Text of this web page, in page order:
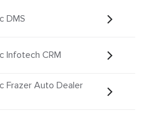
DMS
Infotech CRM
Frazer Auto Dealer